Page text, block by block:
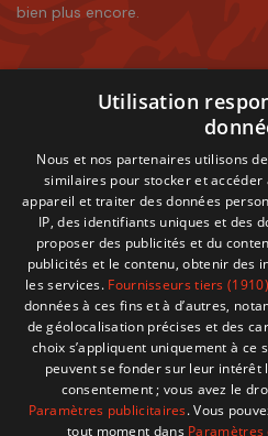
bien plus encore.
J'accepteles conditions
confidentialité
Durabilité Testée Envoi
Utilisation
Nous et nos partenaires utilisons
similaires pour stocker et
appareil et traiter des données
IP, des identifiants uniques et des
proposer des publicités et du
publicités et le contenu, obtenir des
les services. Fournisseurs tiers (1910)
données à ces fins et à d’autres,
de géolocalisation précises et des
choix s’appliquent uniquement à
peuvent se fonder sur leur
consentement ; vous avez le
Paramètres publicitaires. Vous
tout moment dans Paramètres